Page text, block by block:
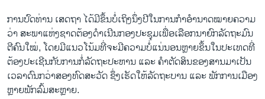
ການ​ປົດ​ທ່ານ ເສດ​ຖາ ໄດ້​ມີ​ຂຶ້ນ​ບໍ່​ເຖິງ​ນຶ່ງ​ປີ​ໃນ​ການ​ກຳ​ອຳ​ນາດ​ໝາຍ​ຄວາມ​
ວ່າ ສະ​ພາ​ແຫ່ງ​ຊາດ​ຕ້ອງ​ດຳ​ເນີນກອງ​ປະ​ຊຸມ​ເພື່ອ​ເລືອກ​ນາ​ຍົກ​ລັດ​ຖະ​ມົນ​
ຕີ​ຄົນ​ໃໝ່, ໂດຍ​ມີ​ແນວ​ໂນ້ມ​ທີ່​ຈະ​ມີ​ຄວາມບໍ່​ແນ່ນອນຫຼາຍ​ຂຶ້ນ​ໃນ​ປະ​ເທດ​ທີ່​
ຕ້ອງ​ປະ​ເຊີນ​ກັບ​ການ​ກໍ່​ລັດ​ຖະ​ປະ​ຫານ ແລະ ຄຳ​ຕັດ​ສິນ​ຂອງ​ສານ​ມາ​ເປັນ​
ເວ​ລາ​ດົນ​ກວ່າ​ສອງ​ທົດ​ສະ​ວັດ ຊຶ່ງ​ເຮັດ​ໃຫ້​ລັດ​ຖະ​ບານ ແລະ ພັກ​ການ​ເມືອງ
ຫຼາຍ​ພັກ​ລົ້ມ​ສະຫຼາຍ.